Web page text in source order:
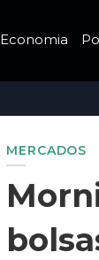
Economia
MERCADOS